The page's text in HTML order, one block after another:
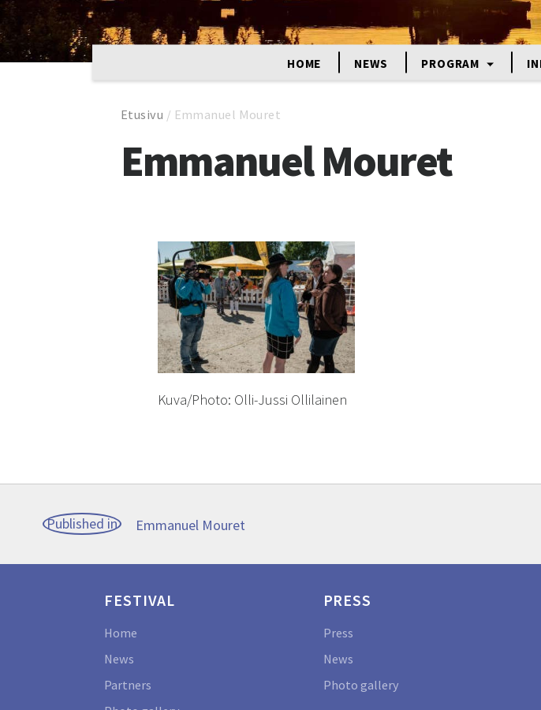
HOME NEWS PROGRAM
Etusivu / Emmanuel Mouret
Emmanuel Mouret
Kuva/Photo: Olli-Jussi Ollilainen
Post
navigation
Published in Emmanuel Mouret
FESTIVAL
Home
News
Partners
PRESS
Press
News
Photo gallery